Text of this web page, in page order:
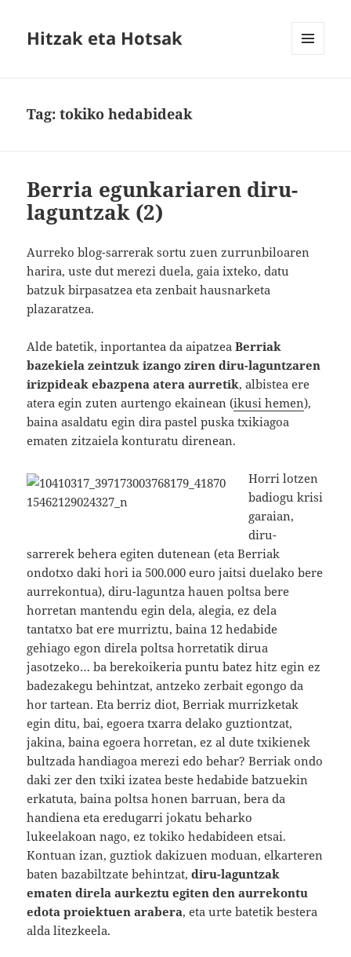
Hitzak eta Hotsak
Tag:tokiko hedabideak
Berria egunkariaren diru-
laguntzak (2)
Aurreko blog-sarrerak sortu zuen zurrunbiloaren
harira, uste dut merezi duela, gaia ixteko, datu
batzuk birpasatzea eta zenbait hausnarketa
plazaratzea.
Alde batetik, inportantea da aipatzeaBerriak
bazekiela zeintzuk izango ziren diru-laguntzaren
irizpideak ebazpena atera aurretik, albistea ere
atera egin zuten aurtengo ekainean (ikusi hemen),
baina asaldatu egin dira pastel puska txikiagoa
ematen zitzaiela konturatu direnean.
Horri lotzen
badiogu krisi
garaian,
diru-
sarrerek behera egiten dutenean (eta Berriak
ondotxo daki hori ia 500.000 euro jaitsi duelako bere
aurrekontua), diru-laguntza hauen poltsa bere
horretan mantendu egin dela, alegia, ez dela
tantatxo bat ere murriztu, baina 12 hedabide
gehiago egon direla poltsa horretatik dirua
jasotzeko… ba berekoikeria puntu batez hitz egin ez
badezakegu behintzat, antzeko zerbait egongo da
hor tartean. Eta berriz diot, Berriak murrizketak
egin ditu, bai, egoera txarra delako guztiontzat,
jakina, baina egoera horretan, ez al dute txikienek
bultzada handiagoa merezi edo behar? Berriak ondo
daki zer den txiki izatea beste hedabide batzuekin
erkatuta, baina poltsa honen barruan, bera da
handiena eta eredugarri jokatu beharko
lukeelakoan nago, ez tokiko hedabideen etsai.
Kontuan izan, guztiok dakizuen moduan, elkarteren
baten bazabiltzate behintzat,diru-laguntzak
ematen direla aurkeztu egiten den aurrekontu
edota proiektuen arabera, eta urte batetik bestera
alda litezkeela.